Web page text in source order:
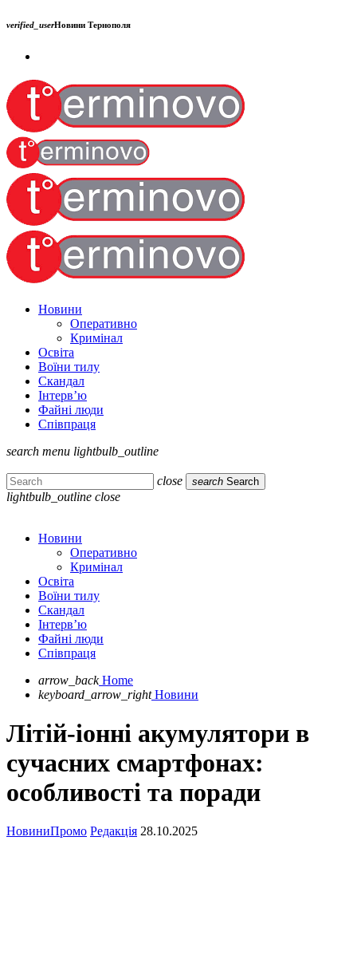
verified_userНовини Тернополя
Новини
Оперативно
Кримінал
Освіта
Воїни тилу
Скандал
Інтерв’ю
Файні люди
Співпраця
search menu lightbulb_outline
close search Search
lightbulb_outline close
Новини
Оперативно
Кримінал
Освіта
Воїни тилу
Скандал
Інтерв’ю
Файні люди
Співпраця
arrow_back Home
keyboard_arrow_right Новини
Літій-іонні акумулятори в
сучасних смартфонах:
особливості та поради
НовиниПромо Редакція 28.10.2025